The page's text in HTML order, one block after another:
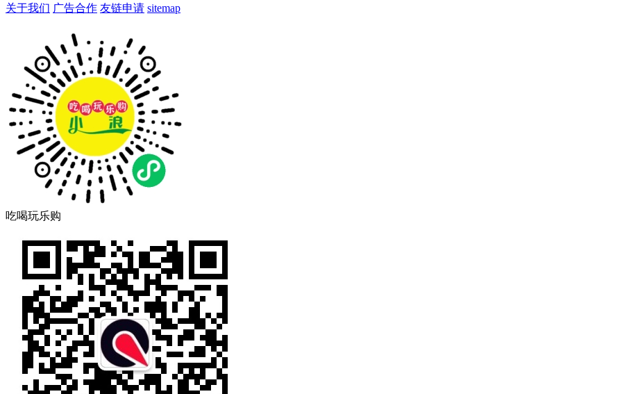
关于我们 广告合作 友链申请 sitemap
吃喝玩乐购